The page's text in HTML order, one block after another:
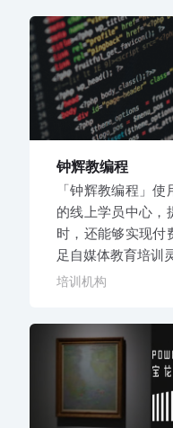
钟辉教编程
「钟辉教编程」
的线上学员中心，
时，还能够实现付
足自媒体教育培训
培训机构